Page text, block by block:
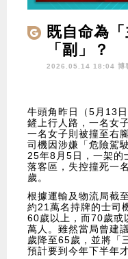
既自命為
「副」？
2026.05.14 18:04 博
牛頭角昨日（5月13
鏟上行人路，一名女
一名女子則被撞至右
司機因涉嫌「危險駕
25年8月5日，一架的
落客區，失控撞死一
歲。
根據運輸及物流局截
約21萬名持牌的士司
60歲以上，而70歲或
萬人。雖然當局曾建
歲降至65歲，並將「
預計要到今年下半年